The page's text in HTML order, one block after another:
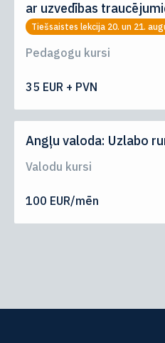
ar uzvedības
Tiešsaistes lekcija 20. un 21.
Pedagogu kursi
35 EUR + PVN
Angļu valoda: Uzlabo
Valodu kursi
100 EUR/mēn